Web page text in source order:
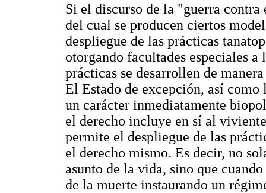
Si el discurso de la "guerra
del cual se producen ciertos
despliegue de las prácticas
otorgando facultades especiales
prácticas se desarrollen de
El Estado de excepción, así
un carácter inmediatamente
el derecho incluye en sí al
permite el despliegue de las
el derecho mismo. Es decir, no
asunto de la vida, sino que
de la muerte instaurando un